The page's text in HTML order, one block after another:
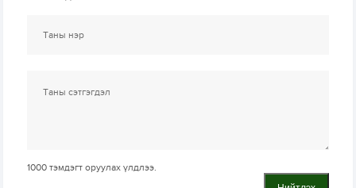
1000 тэмдэгт оруулах үлдлээ.